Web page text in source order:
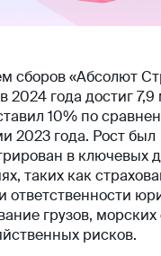
сборов «Абсолют
2024 года достиг 7,9
10% по
2023 года. Рост был
в ключевых
таких как
ответственности
грузов, морских
рисков.